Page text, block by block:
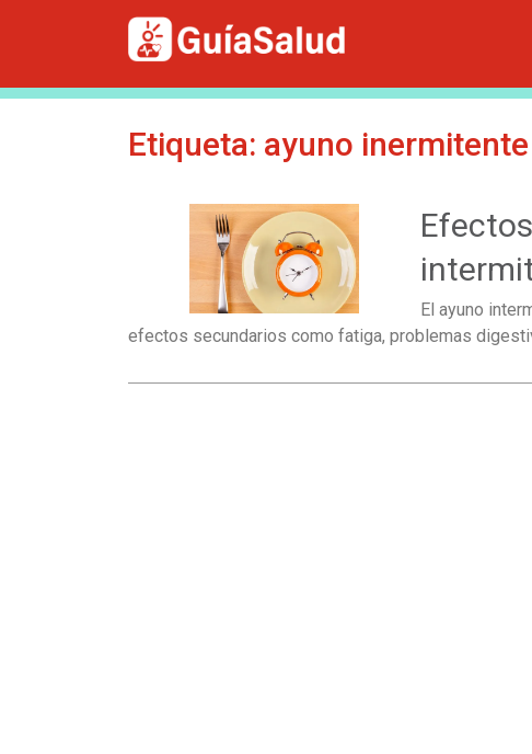
Etiqueta: ayuno inermitente
El ayuno
efectos secundarios como fatiga, problemas